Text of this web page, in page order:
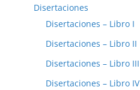
Disertaciones
Disertaciones – Libro I
Disertaciones – Libro II
Disertaciones – Libro III
Disertaciones – Libro IV